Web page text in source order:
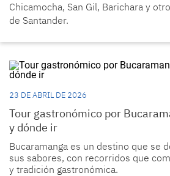
Chicamocha, San Gil, Barichara y
de Santander.
23 DE ABRIL DE 2026
Tour gastronómico por
y dónde ir
Bucaramanga es un destino que se
sus sabores, con recorridos que
y tradición gastronómica.